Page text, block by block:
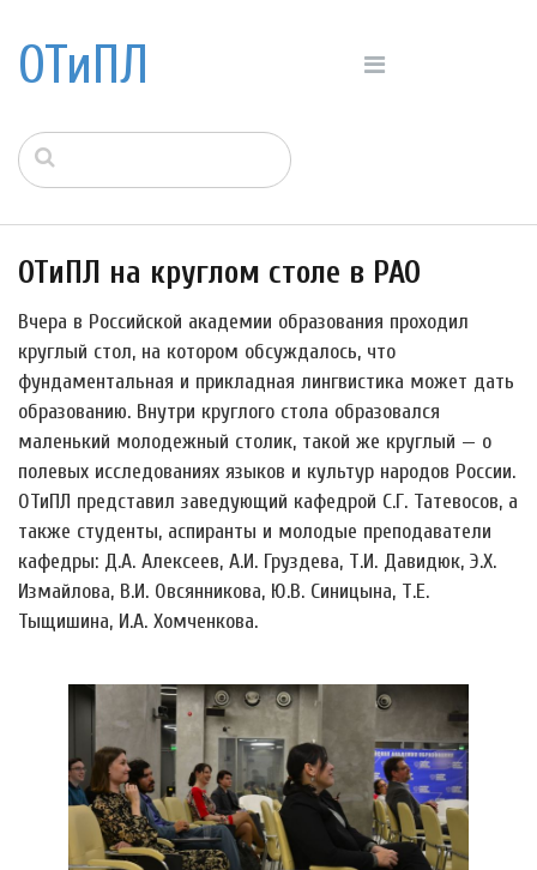
ОТиПЛ
ОТиПЛ на круглом столе в РАО
Вчера в Российской академии образования проходил
круглый стол, на котором обсуждалось, что
фундаментальная и прикладная лингвистика может дать
образованию. Внутри круглого стола образовался
маленький молодежный столик, такой же круглый — о
полевых исследованиях языков и культур народов России.
ОТиПЛ представил заведующий кафедрой С.Г. Татевосов, а
также студенты, аспиранты и молодые преподаватели
кафедры: Д.А. Алексеев, А.И. Груздева, Т.И. Давидюк, Э.Х.
Измайлова, В.И. Овсянникова, Ю.В. Синицына, Т.Е.
Тыщишина, И.А. Хомченкова.